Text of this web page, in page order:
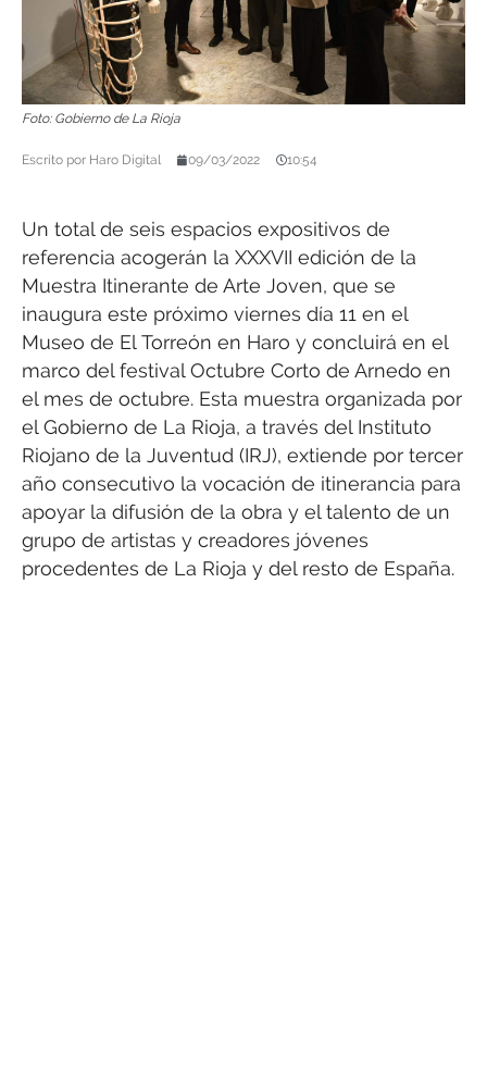
Foto: Gobierno de La Rioja
Escrito por Haro Digital 09/03/2022 10:54
Un total de seis espacios expositivos de
referencia acogerán la XXXVII edición de la
Muestra Itinerante de Arte Joven, que se
inaugura este próximo viernes día 11 en el
Museo de El Torreón en Haro y concluirá en el
marco del festival Octubre Corto de Arnedo en
el mes de octubre. Esta muestra organizada por
el Gobierno de La Rioja, a través del Instituto
Riojano de la Juventud (IRJ), extiende por tercer
año consecutivo la vocación de itinerancia para
apoyar la difusión de la obra y el talento de un
grupo de artistas y creadores jóvenes
procedentes de La Rioja y del resto de España.